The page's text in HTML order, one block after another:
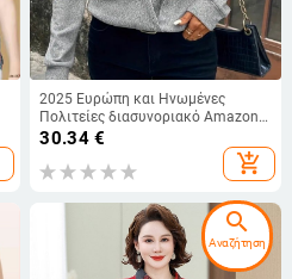
2025 Ευρώπη και Ηνωμένες
Πολιτείες διασυνοριακό Amazon
φθινόπωρο και χειμώνα
μονόχρωμο πουλόβερ με
μακρυμάνικο πουλόβερ μπλουζάκι
30.34€
add_shopping_cart
search
Αναζήτηση